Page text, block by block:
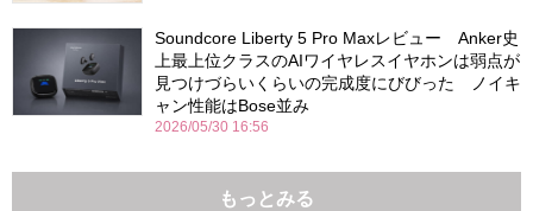
Soundcore Liberty 5 Pro Maxレビュー Anker史
上最上位クラスのAIワイヤレスイヤホンは弱点が
見つけづらいくらいの完成度にびびった ノイキ
ャン性能はBose並み
2026/05/30 16:56
もっとみる